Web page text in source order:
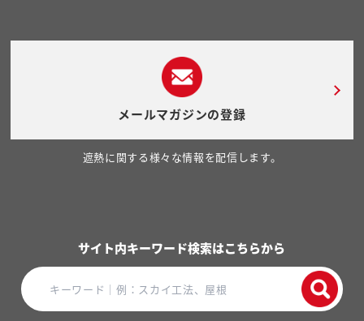
メールマガジンの登録
遮熱に関する様々な情報を配信します。
サイト内キーワード検索はこちらから